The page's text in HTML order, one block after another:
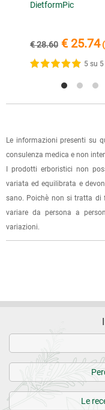
direttamente nel
negozio" al
spedizione, in
spese di spedizione e
l'ordine sarà pronto per
(selezionando
specificando
Dalla tuaArea Cliente
dell'ordine e lo stato
Per qualsiasi
I dati per il
DietformPic
€ 28.60 € 25.74
5 su 5
Le informazioni presenti su
consulenza medica e non
I prodotti erboristici non
variata ed equilibrata e
sano. Poichè non si tratta di
variare da persona a
variazioni.
Le